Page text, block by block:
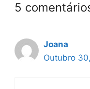
5
Joana
Outubro